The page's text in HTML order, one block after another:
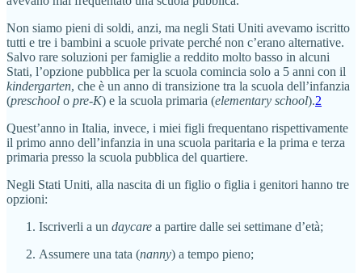
Non siamo pieni di soldi, anzi, ma negli Stati Uniti avevamo iscritto
tutti e tre i bambini a scuole private perché non c’erano alternative.
Salvo rare soluzioni per famiglie a reddito molto basso in alcuni
Stati, l’opzione pubblica per la scuola comincia solo a 5 anni con il
kindergarten, che è un anno di transizione tra la scuola dell’infanzia
(preschool o pre-K) e la scuola primaria (elementary school).2
Quest’anno in Italia, invece, i miei figli frequentano rispettivamente
il primo anno dell’infanzia in una scuola paritaria e la prima e terza
primaria presso la scuola pubblica del quartiere.
Negli Stati Uniti, alla nascita di un figlio o figlia i genitori hanno tre
opzioni:
Iscriverli a un daycare a partire dalle sei settimane d’età;
Assumere una tata (nanny) a tempo pieno;